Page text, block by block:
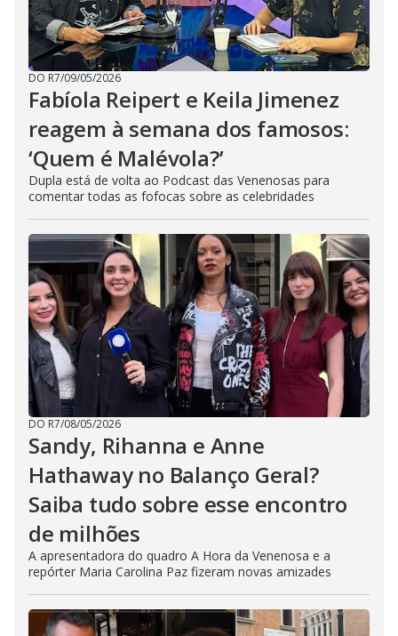
DO R7/09/05/2026
Fabíola Reipert e Keila Jimenez
reagem à semana dos famosos:
‘Quem é Malévola?’
Dupla está de volta ao Podcast das Venenosas para
comentar todas as fofocas sobre as celebridades
DO R7/08/05/2026
Sandy, Rihanna e Anne
Hathaway no Balanço Geral?
Saiba tudo sobre esse encontro
de milhões
A apresentadora do quadro A Hora da Venenosa e a
repórter Maria Carolina Paz fizeram novas amizades